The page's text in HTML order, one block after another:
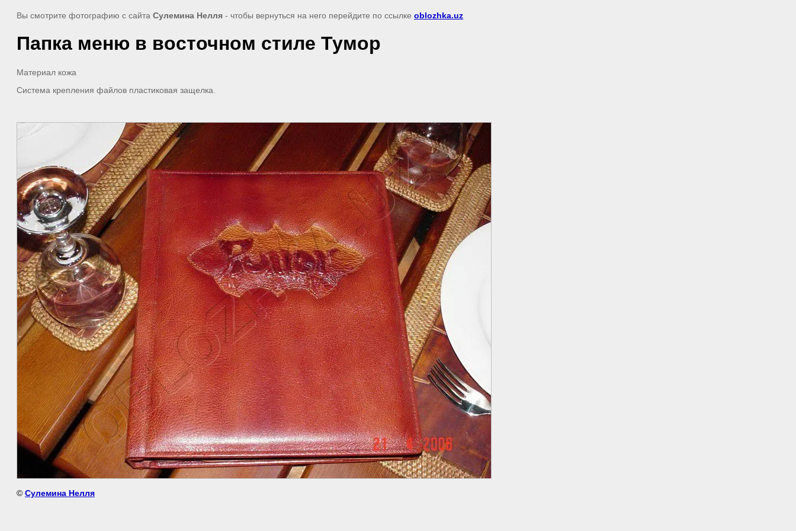
Вы смотрите фотографию с сайта Сулемина Нелля - чтобы вернуться на него перейдите по ссылке oblozhka.uz
Папка меню в восточном стиле Тумор
Материал кожа
Система крепления файлов пластиковая защелка.
© Сулемина Нелля